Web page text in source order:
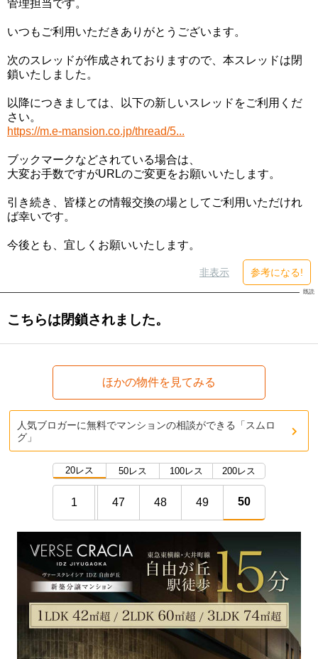
管理担当です。
いつもご利用いただきありがとうございます。
次のスレッドが作成されておりますので、本スレッドは閉
鎖いたしました。
以降につきましては、以下の新しいスレッドをご利用くだ
さい。
https://m.e-mansion.co.jp/thread/5...
ブックマークなどされている場合は、
大変お手数ですがURLのご変更をお願いいたします。
引き続き、皆様との情報交換の場としてご利用いただけれ
ば幸いです。
今後とも、宜しくお願いいたします。
非表示 参考になる!
こちらは閉鎖されました。
ほかの物件を見てみる
人気ブロガーに無料でマンションの相談ができる「スムロ
グ」
20レス 50レス 100レス 200レス
1 47 48 49 50